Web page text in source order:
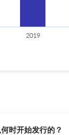
2019
时开始发行的？